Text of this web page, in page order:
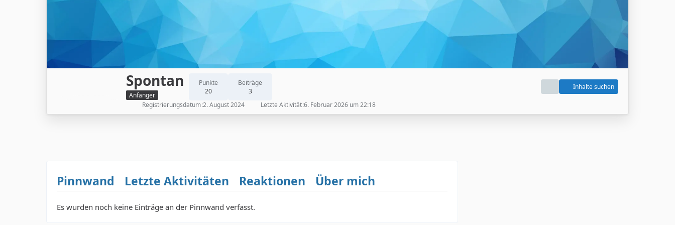
Spontan
Anfänger
Punkte
20
Beiträge
3
Inhalte suchen
Registrierungsdatum 2. August 2024 Letzte Aktivität 6. Februar 2026 um 22:18
Pinnwand Letzte Aktivitäten Reaktionen Über mich
Es wurden noch keine Einträge an der Pinnwand verfasst.